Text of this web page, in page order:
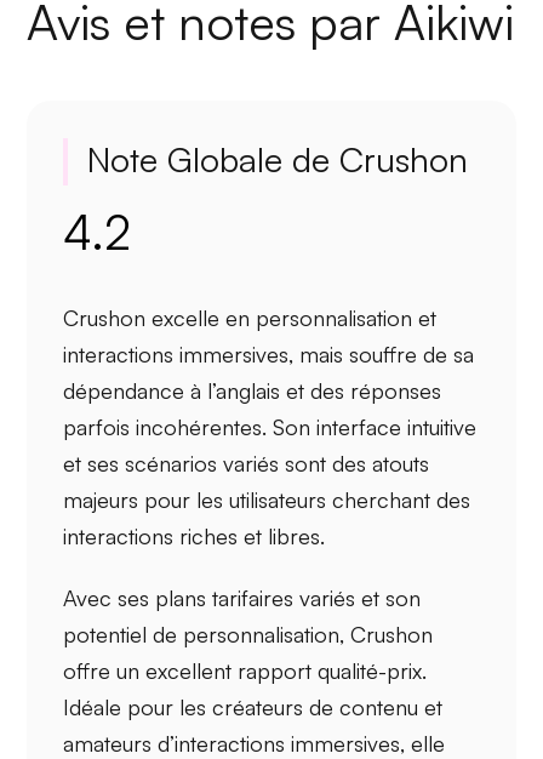
Avis et notes par Aikiwi
Note Globale de Crushon
4.2
Crushon excelle en personnalisation et
interactions immersives, mais souffre de sa
dépendance à l’anglais et des réponses
parfois incohérentes. Son interface intuitive
et ses scénarios variés sont des atouts
majeurs pour les utilisateurs cherchant des
interactions riches et libres.
Avec ses plans tarifaires variés et son
potentiel de personnalisation, Crushon
offre un excellent rapport qualité-prix.
Idéale pour les créateurs de contenu et
amateurs d’interactions immersives, elle